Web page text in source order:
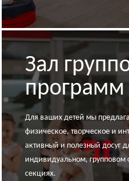
Зал
программ
Для ваших детей мы
физическое, творческое и
активный и полезный досуг
индивидуальном, групповом
секциях.